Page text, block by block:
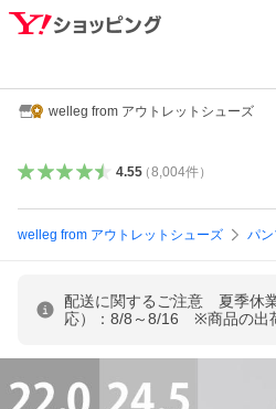
welleg from アウトレットシューズ
4.55（8,004件）
welleg from アウトレットシューズ パン
配送に関するご注意 夏季休
応）：8/8～8/16 ※商品の出